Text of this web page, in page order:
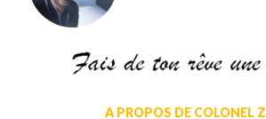
A PROPOS DE COLONEL Z